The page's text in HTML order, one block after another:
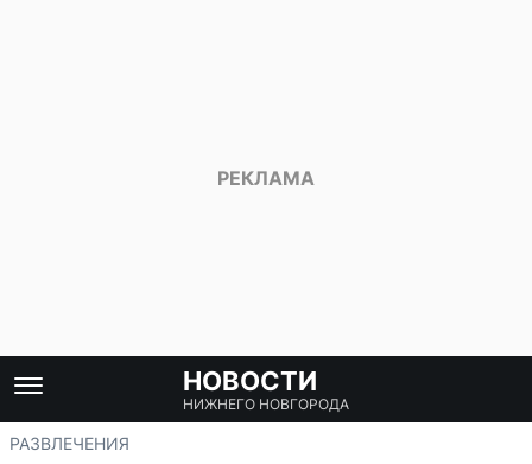
НОВОСТИ
НИЖНЕГО НОВГОРОДА
РАЗВЛЕЧЕНИЯ